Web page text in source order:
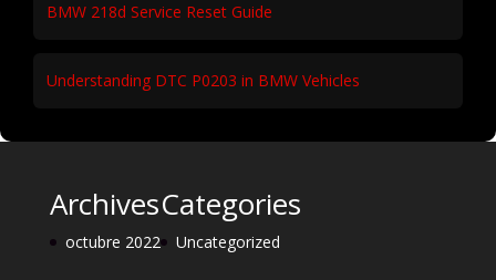
BMW 218d Service Reset Guide
Understanding DTC P0203 in BMW Vehicles
Archives
octubre 2022
Categories
Uncategorized